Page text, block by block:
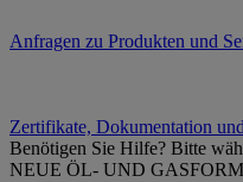
Anfragen zu Produkten und
Zertifikate, Dokumentation
Benötigen Sie Hilfe? Bitte
NEUE ÖL- UND GASFORM